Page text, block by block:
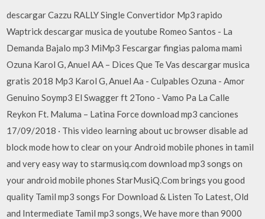
descargar Cazzu RALLY Single Convertidor Mp3 rapido
Waptrick descargar musica de youtube Romeo Santos - La
Demanda Bajalo mp3 MiMp3 Fescargar fingias paloma mami
Ozuna Karol G, Anuel AA – Dices Que Te Vas descargar musica
gratis 2018 Mp3 Karol G, Anuel Aa - Culpables Ozuna - Amor
Genuino Soymp3 El Swagger ft 2Tono - Vamo Pa La Calle
Reykon Ft. Maluma – Latina Force download mp3 canciones
17/09/2018 · This video learning about uc browser disable ad
block mode how to clear on your Android mobile phones in tamil
and very easy way to starmusiq.com download mp3 songs on
your android mobile phones StarMusiQ.Com brings you good
quality Tamil mp3 songs For Download & Listen To Latest, Old
and Intermediate Tamil mp3 songs, We have more than 9000